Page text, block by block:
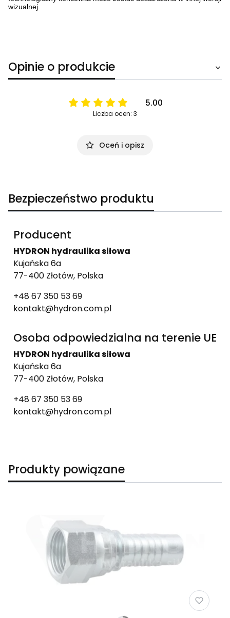
wizualnej.
Opinie o produkcie
5.00
Liczba ocen: 3
Oceń i opisz
Bezpieczeństwo produktu
Producent
HYDRON hydraulika siłowa
Kujańska 6a
77-400 Złotów, Polska
+48 67 350 53 69
kontakt@hydron.com.pl
Osoba odpowiedzialna na terenie UE
HYDRON hydraulika siłowa
Kujańska 6a
77-400 Złotów, Polska
+48 67 350 53 69
kontakt@hydron.com.pl
Produkty powiązane